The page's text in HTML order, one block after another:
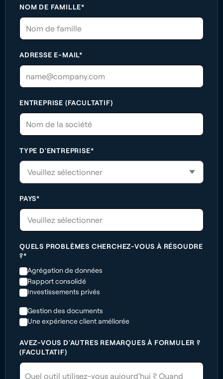
NOM DE FAMILLE*
ADRESSE E-MAIL*
ENTREPRISE (FACULTATIF)
TYPE D'ENTREPRISE*
PAYS*
Veuillez sélectionner
QUELS PROBLÈMES CHERCHEZ-VOUS À RÉSOUDRE
?*
Agrégation de données
Rapport consolidé
Investissements privés
Gestion des documents
Une expérience client améliorée
AVEZ-VOUS D'AUTRES REMARQUES À FORMULER ?
(FACULTATIF)